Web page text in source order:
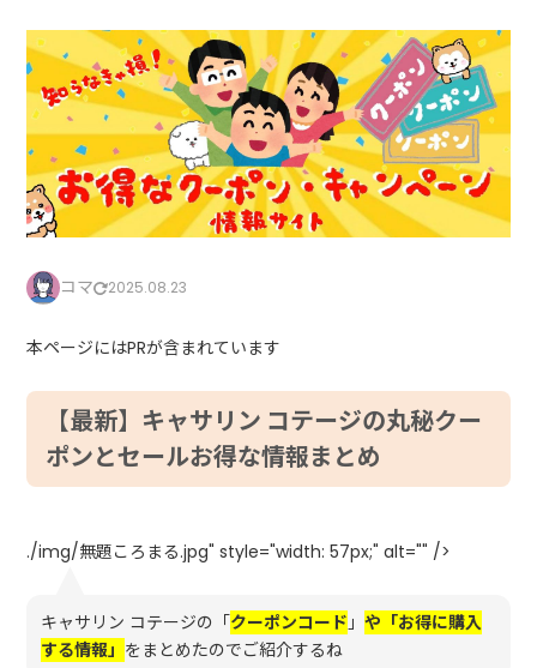
コマ 2025.08.23
本ページにはPRが含まれています
【最新】キャサリン コテージの丸秘クー
ポンとセールお得な情報まとめ
./img/無題ころまる.jpg" style="width: 57px;" alt="" />
キャサリン コテージの「クーポンコード」や「お得に購入
する情報」 をまとめたのでご紹介するね